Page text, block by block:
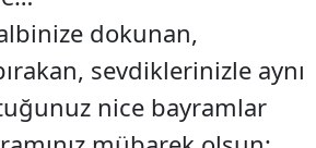
dokunan,
sevdiklerinizle aynı
nice bayramlar